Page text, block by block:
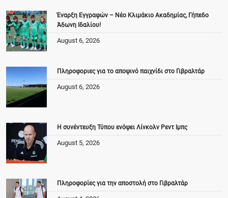
Έναρξη Εγγραφών – Νέο Κλιμάκιο Ακαδημίας, Γήπεδο
Άδωνη Ιδαλίου!
August 6, 2026
Πληροφοριες για το αποψινό παιχνίδι στο Γιβραλτάρ
August 6, 2026
Η συνέντευξη Τύπου ενόψει Λίνκολν Ρεντ Ιμπς
August 5, 2026
Πληροφορίες για την αποστολή στο Γιβραλτάρ